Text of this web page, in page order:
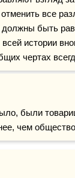
все
быть
истории
чертах
были
чем